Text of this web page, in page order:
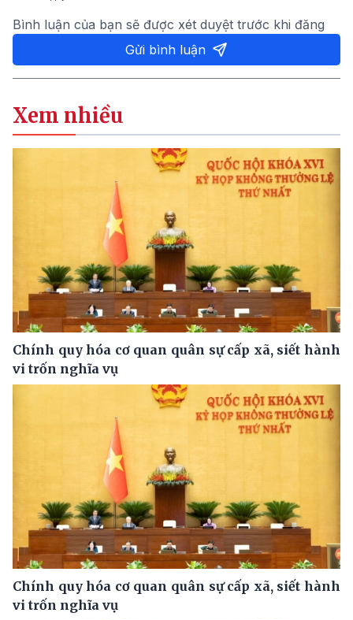
Bình luận của bạn sẽ được xét duyệt trước khi đăng
Gửi bình luận
Xem nhiều
Chính quy hóa cơ quan quân sự cấp xã, siết hành
vi trốn nghĩa vụ
Chính quy hóa cơ quan quân sự cấp xã, siết hành
vi trốn nghĩa vụ